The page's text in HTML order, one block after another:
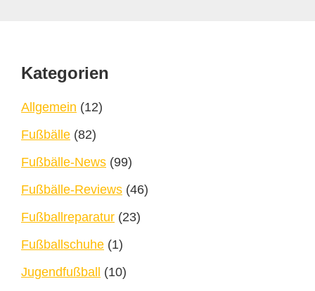
Footer
Kategorien
Allgemein (12)
Fußbälle (82)
Fußbälle-News (99)
Fußbälle-Reviews (46)
Fußballreparatur (23)
Fußballschuhe (1)
Jugendfußball (10)